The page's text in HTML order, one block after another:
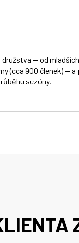
— od
(cca 900 členek) — a
sezóny.